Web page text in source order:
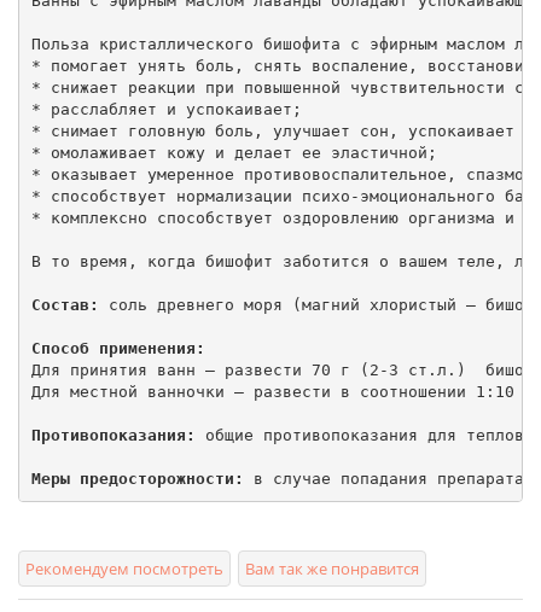
Польза кристаллического бишофита с эфирным маслом
* помогает унять боль, снять воспаление,
* снижает реакции при повышенной чувствительности
* расслабляет и успокаивает;
* снимает головную боль, улучшает сон, успокаивает
* омолаживает кожу и делает ее эластичной;
* оказывает умеренное противовоспалительное,
* способствует нормализации психо-эмоционального
* комплексно способствует оздоровлению организма и
В то время, когда бишофит заботится о вашем теле,
Состав: соль древнего моря (магний хлористый –
Способ применения:
Для принятия ванн – развести 70 г (2-3 ст.л.)
Для местной ванночки – развести в соотношении 1:10
Противопоказания: общие противопоказания для
Меры предосторожности: в случае попадания препарата
Рекомендуем посмотреть Вам так же понравится